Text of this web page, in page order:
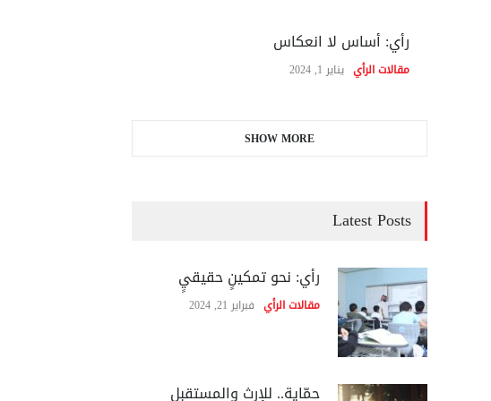
رأي: أساس لا انعكاس
مقالات الرأي يناير 1, 2024
SHOW MORE
Latest Posts
رأي: نحو تمكينٍ حقيقيٍ
مقالات الرأي فبراير 21, 2024
حمّاية.. للإرث والمستقبل